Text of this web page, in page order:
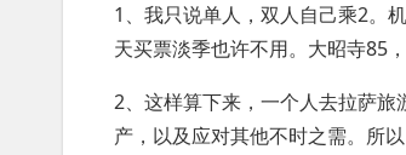
1、我只说单人，双人自己乘2。
天买票淡季也许不用。大昭寺85
2、这样算下来，一个人去拉萨
产，以及应对其他不时之需。所